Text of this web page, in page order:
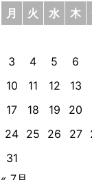
月
火 水 木
3
4 5 6
10
11 12 13
17
18 19 20
24 25 26 27
31